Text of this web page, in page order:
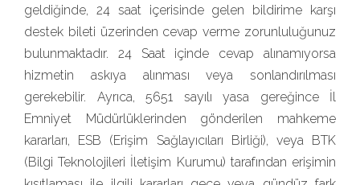
geldiğinde, 24 saat içerisinde gelen bildirime karşı
destek bileti üzerinden cevap verme zorunluluğunuz
bulunmaktadır. 24 Saat içinde cevap alınamıyorsa
hizmetin askıya alınması veya sonlandırılması
gerekebilir. Ayrıca, 5651 sayılı yasa gereğince İl
Emniyet Müdürlüklerinden gönderilen mahkeme
kararları, ESB (Erişim Sağlayıcıları Birliği), veya BTK
(Bilgi Teknolojileri İletişim Kurumu) tarafından erişimin